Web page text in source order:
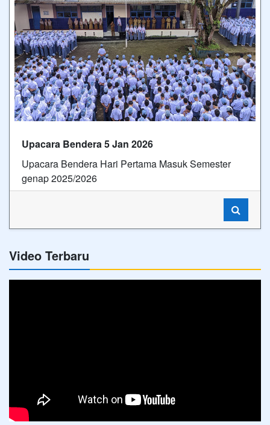
Upacara Bendera 5 Jan 2026
Upacara Bendera Hari Pertama Masuk Semester
genap 2025/2026
Video Terbaru